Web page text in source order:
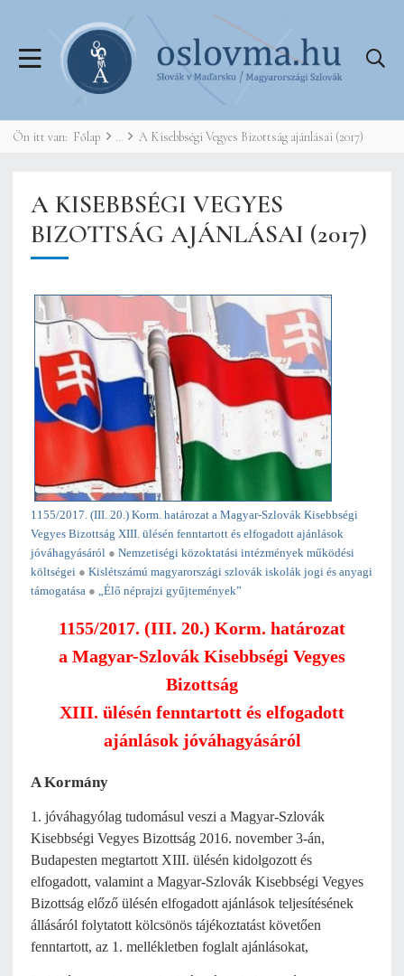
Ön itt van: Főlap A Kisebbségi Vegyes Bizottság ajánlásai (2017)
A KISEBBSÉGI VEGYES
BIZOTTSÁG AJÁNLÁSAI (2017)
1155/2017. (III. 20.) Korm. határozat a Magyar-Szlovák Kisebbségi
Vegyes Bizottság XIII. ülésén fenntartott és elfogadott ajánlások
jóváhagyásáról ● Nemzetiségi közoktatási intézmények működési
költségei ● Kislétszámú magyarországi szlovák iskolák jogi és anyagi
támogatása ● „Élő néprajzi gyűjtemények”
1155/2017. (III. 20.) Korm. határozat
a Magyar-Szlovák Kisebbségi Vegyes
Bizottság
XIII. ülésén fenntartott és elfogadott
ajánlások jóváhagyásáról
A Kormány
1. jóváhagyólag tudomásul veszi a Magyar-Szlovák
Kisebbségi Vegyes Bizottság 2016. november 3-án,
Budapesten megtartott XIII. ülésén kidolgozott és
elfogadott, valamint a Magyar-Szlovák Kisebbségi Vegyes
Bizottság előző ülésén elfogadott ajánlások teljesítésének
állásáról folytatott kölcsönös tájékoztatást követően
fenntartott, az 1. mellékletben foglalt ajánlásokat,